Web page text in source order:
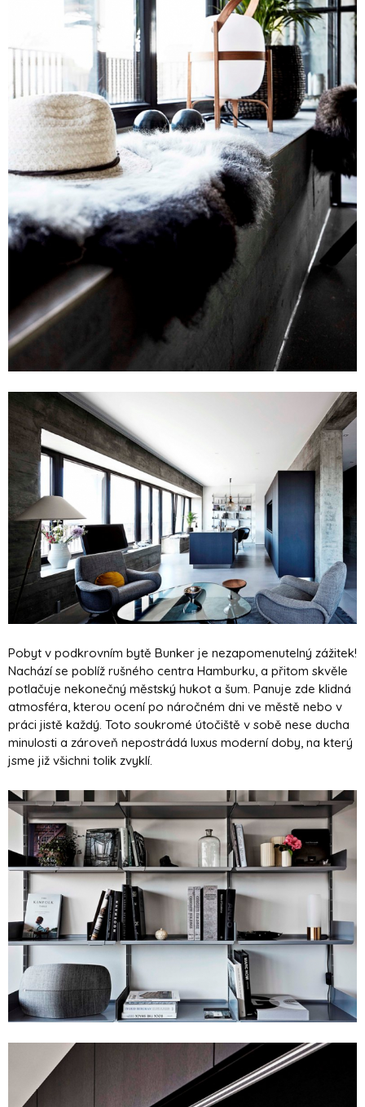
Pobyt v podkrovním bytě Bunker je nezapomenutelný zážitek!
Nachází se poblíž rušného centra Hamburku, a přitom skvěle
potlačuje nekonečný městský hukot a šum. Panuje zde klidná
atmosféra, kterou ocení po náročném dni ve městě nebo v
práci jistě každý. Toto soukromé útočiště v sobě nese ducha
minulosti a zároveň nepostrádá luxus moderní doby, na který
jsme již všichni tolik zvyklí.